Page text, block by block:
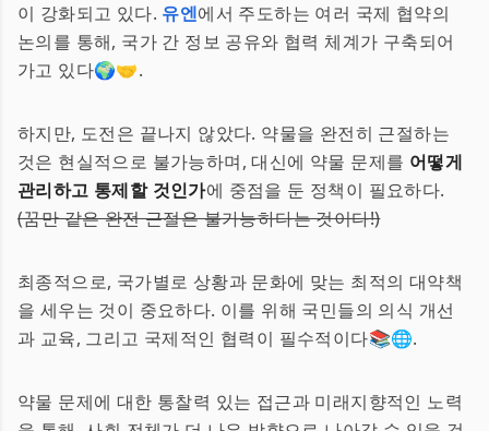
이 강화되고 있다. 유엔에서 주도하는 여러 국제 협약의
논의를 통해, 국가 간 정보 공유와 협력 체계가 구축되어
가고 있다🌍🤝.
하지만, 도전은 끝나지 않았다. 약물을 완전히 근절하는
것은 현실적으로 불가능하며, 대신에 약물 문제를 어떻게
관리하고 통제할 것인가에 중점을 둔 정책이 필요하다.
(꿈만 같은 완전 근절은 불가능하다는 것이다!)
최종적으로, 국가별로 상황과 문화에 맞는 최적의 대약책
을 세우는 것이 중요하다. 이를 위해 국민들의 의식 개선
과 교육, 그리고 국제적인 협력이 필수적이다📚🌐.
약물 문제에 대한 통찰력 있는 접근과 미래지향적인 노력